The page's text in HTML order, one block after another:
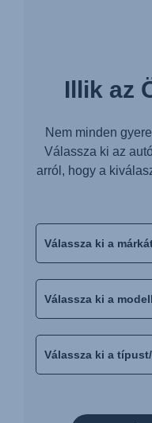
Illik az
Nem minden
Válassza ki az
arról, hogy a